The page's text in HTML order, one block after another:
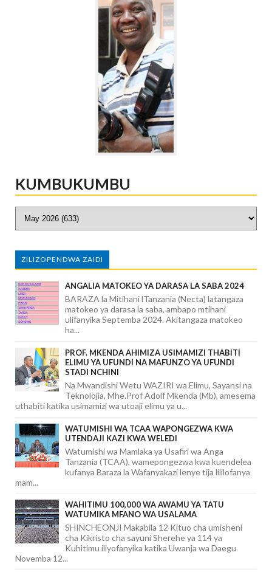
KUMBUKUMBU
ZILIZOPENDWA ZAIDI
ANGALIA MATOKEO YA DARASA LA SABA 2024
BARAZA la Mitihani lTanzania (Necta) latangaza
matokeo ya darasa la saba, ambapo mtihani
ulifanyika Septemba 2024. Akitangaza matokeo
ha...
PROF. MKENDA AHIMIZA USIMAMIZI THABITI
ELIMU YA UFUNDI NA MAFUNZO YA UFUNDI
STADI NCHINI
Na Mwandishi Wetu WAZIRI wa Elimu, Sayansi na
Teknolojia, Mhe.Prof Adolf Mkenda (Mb), amesema
uthabiti katika usimamizi wa utoaji elimu ya u...
WATUMISHI WA TCAA WAPONGEZWA KWA
UTENDAJI KAZI KWA WELEDI
Watumishi wa Mamlaka ya Usafiri wa Anga
Tanzania (TCAA), wamepongezwa kwa kuendelea
kufanya Baraza la Wafanyakazi lenye tija lililofanya
mam...
WAHITIMU 100,000 WA AWAMU YA TATU
WATUMIKA MFANO WA USALAMA
SHINCHEONJI Makabila 12 Kituo cha umisheni
cha Kikristo cha sayuni Sherehe ya 114 ya
Kuhitimu iliyofanyika katika Uwanja wa Daegu
Novemba 12...